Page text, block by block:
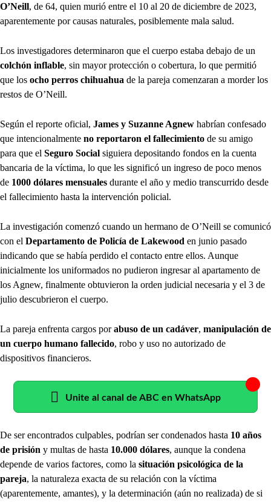
O’Neill, de 64, quien murió entre el 10 al 20 de diciembre de 2023,
aparentemente por causas naturales, posiblemente mala salud.
Los investigadores determinaron que el cuerpo estaba debajo de un
colchón inflable, sin mayor protección o cobertura, lo que permitió
que los ocho perros chihuahua de la pareja comenzaran a morder los
restos de O’Neill.
Según el reporte oficial, James y Suzanne Agnew habrían confesado
que intencionalmente no reportaron el fallecimiento de su amigo
para que el Seguro Social siguiera depositando fondos en la cuenta
bancaria de la víctima, lo que les significó un ingreso de poco menos
de 1000 dólares mensuales durante el año y medio transcurrido desde
el fallecimiento hasta la intervención policial.
La investigación comenzó cuando un hermano de O’Neill se comunicó
con el Departamento de Policía de Lakewood en junio pasado
indicando que se había perdido el contacto entre ellos. Aunque
inicialmente los uniformados no pudieron ingresar al apartamento de
los Agnew, finalmente obtuvieron la orden judicial necesaria y el 3 de
julio descubrieron el cuerpo.
La pareja enfrenta cargos porabuso de un cadáver, manipulación de
un cuerpo humano fallecido, robo y uso no autorizado de
dispositivos financieros.
Unite al canal de ABC en WhatsApp
De ser encontrados culpables, podrían ser condenados hasta 10 años
de prisión y multas de hasta 10.000 dólares, aunque la condena
depende de varios factores, como la situación psicológica de la
pareja, la naturaleza exacta de su relación con la víctima
(aparentemente, amantes), y la determinación (aún no realizada) de si